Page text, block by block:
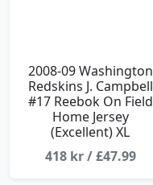
2008-09 Washington
Redskins J. Campbell
#17 Reebok On Field
Home Jersey
(Excellent) XL
418 kr / £47.99